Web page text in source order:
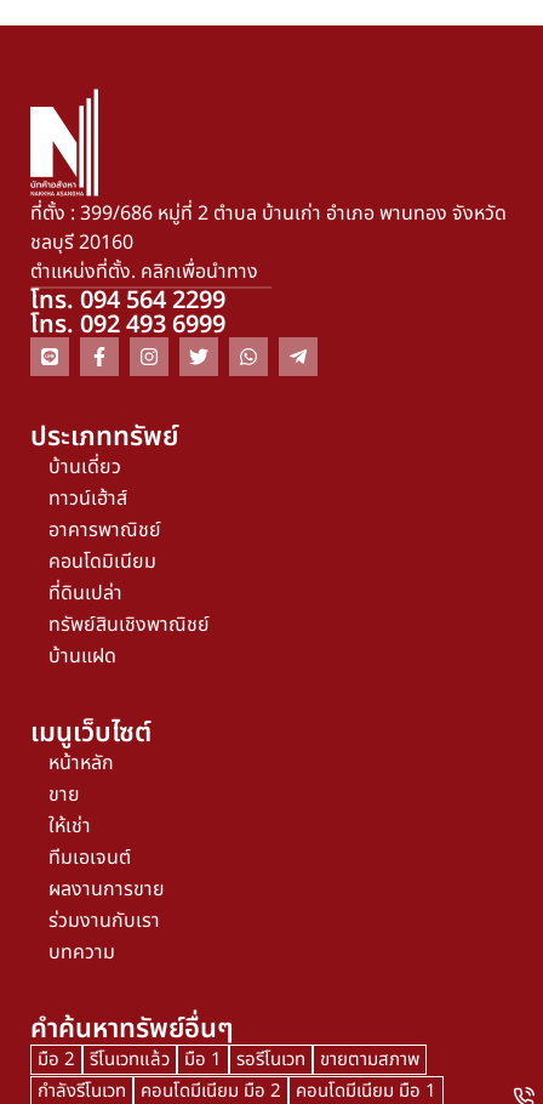
ที่ตั้ง : 399/686 หมู่ที่ 2 ตำบล บ้านเก่า อำเภอ พานทอง จังหวัด
ชลบุรี 20160
ตำแหน่งที่ตั้ง. คลิกเพื่อนำทาง
โทร. 094 564 2299
โทร. 092 493 6999
ประเภททรัพย์
บ้านเดี่ยว
ทาวน์เฮ้าส์
อาคารพาณิชย์
คอนโดมิเนียม
ที่ดินเปล่า
ทรัพย์สินเชิงพาณิชย์
บ้านแฝด
เมนูเว็บไซต์
หน้าหลัก
ขาย
ให้เช่า
ทีมเอเจนต์
ผลงานการขาย
ร่วมงานกับเรา
บทความ
คำค้นหาทรัพย์อื่นๆ
มือ 2 รีโนเวทแล้ว มือ 1 รอรีโนเวท
ขายตามสภาพ
กำลังรีโนเวท
คอนโดมีเนียม มือ 2 คอนโดมีเนียม มือ 1